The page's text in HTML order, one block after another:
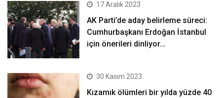
17 Aralık 2023
AK Parti’de aday belirleme süreci:
Cumhurbaşkanı Erdoğan İstanbul
için önerileri dinliyor…
30 Kasım 2023
Kızamık ölümleri bir yılda yüzde 40